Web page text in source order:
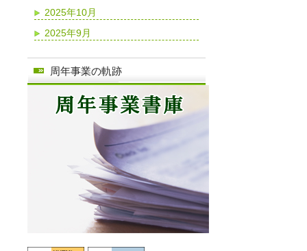
2025年10月
2025年9月
周年事業の軌跡